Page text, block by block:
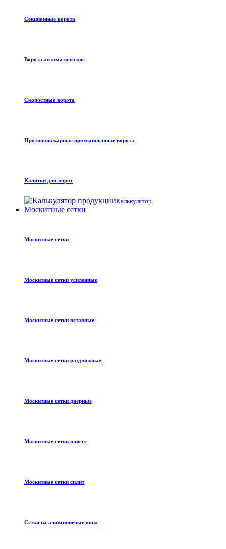
Секционные ворота
Ворота автоматические
Скоростные ворота
Противопожарные промышленные ворота
Калитки для ворот
Калькулятор
Москитные сетки
Москитные сетки
Москитные сетки усиленные
Москитные сетки вставные
Москитные сетки раздвижные
Москитные сетки дверные
Москитные сетки плиссе
Москитные сетки сплит
Сетки на алюминиевые окна